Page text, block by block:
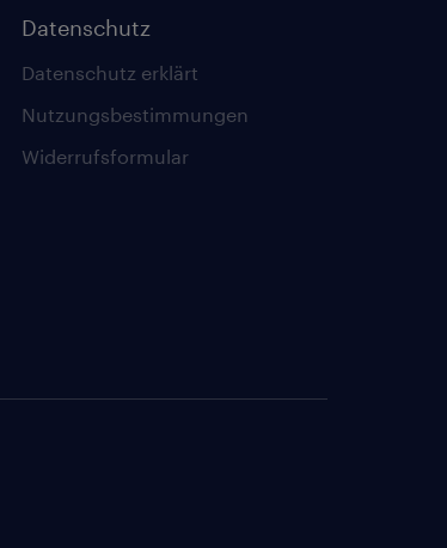
Datenschutz
Datenschutz erklärt
Nutzungsbestimmungen
Widerrufsformular